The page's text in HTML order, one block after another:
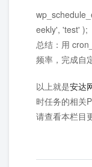
eekly', 'test' );
总结：用
频率，完成自
以上就是安达
时任务的相关
请查看本栏目